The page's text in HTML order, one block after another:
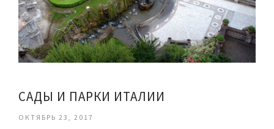
САДЫ И ПАРКИ ИТАЛИИ
ОКТЯБРЬ 23, 2017